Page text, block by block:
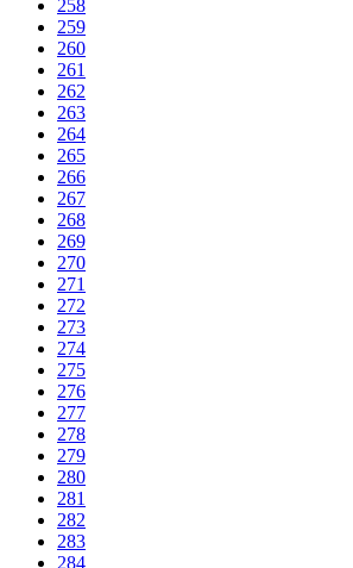
258
259
260
261
262
263
264
265
266
267
268
269
270
271
272
273
274
275
276
277
278
279
280
281
282
283
284